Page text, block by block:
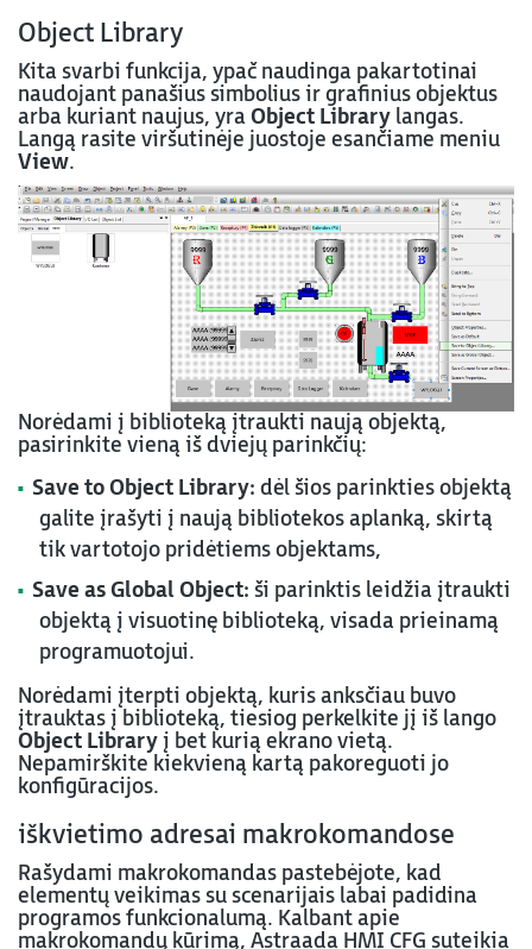
Object Library
Kita svarbi funkcija, ypač naudinga pakartotinai
naudojant panašius simbolius ir grafinius objektus
arba kuriant naujus, yraObject Library langas.
Langą rasite viršutinėje juostoje esančiame meniu
View.
Norėdami į biblioteką įtraukti naują objektą,
pasirinkite vieną iš dviejų parinkčių:
Save to Object Library: dėl šios parinkties objektą
galite įrašyti į naują bibliotekos aplanką, skirtą
tik vartotojo pridėtiems objektams,
Save as Global Object: ši parinktis leidžia įtraukti
objektą į visuotinę biblioteką, visada prieinamą
programuotojui.
Norėdami įterpti objektą, kuris anksčiau buvo
įtrauktas į biblioteką, tiesiog perkelkite jį iš lango
Object Libraryį bet kurią ekrano vietą.
Nepamirškite kiekvieną kartą pakoreguoti jo
konfigūracijos.
iškvietimo adresai makrokomandose
Rašydami makrokomandas pastebėjote, kad
elementų veikimas su scenarijais labai padidina
programos funkcionalumą. Kalbant apie
makrokomandų kūrimą, Astraada HMI CFG suteikia